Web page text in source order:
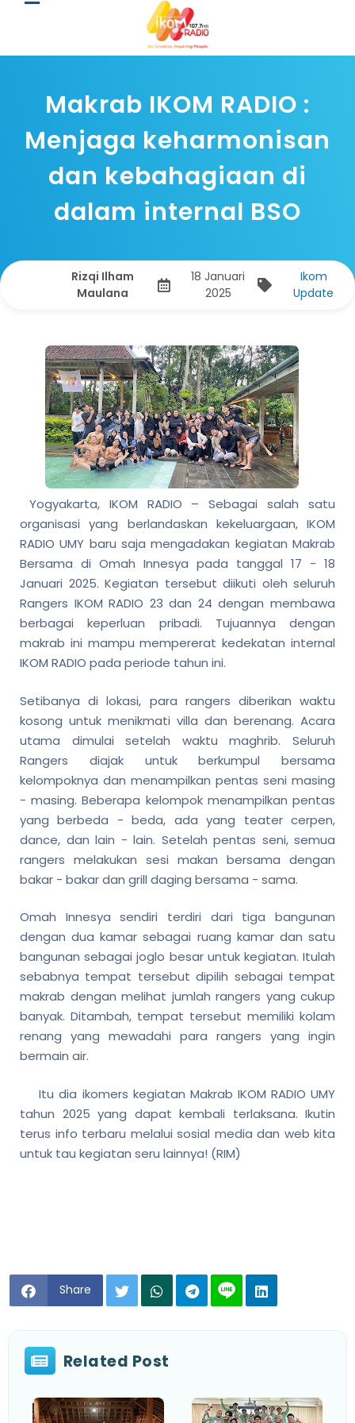
Makrab IKOM RADIO :
Menjaga keharmonisan
dan kebahagiaan di
dalam internal BSO
Rizqi Ilham
Maulana
18 Januari
2025
Ikom
Update
Yogyakarta, IKOM RADIO – Sebagai salah satu
organisasi yang berlandaskan kekeluargaan, IKOM
RADIO UMY baru saja mengadakan kegiatan Makrab
Bersama di Omah Innesya pada tanggal 17 - 18
Januari 2025. Kegiatan tersebut diikuti oleh seluruh
Rangers IKOM RADIO 23 dan 24 dengan membawa
berbagai keperluan pribadi. Tujuannya dengan
makrab ini mampu mempererat kedekatan internal
IKOM RADIO pada periode tahun ini.
Setibanya di lokasi, para rangers diberikan waktu
kosong untuk menikmati villa dan berenang. Acara
utama dimulai setelah waktu maghrib. Seluruh
Rangers diajak untuk berkumpul bersama
kelompoknya dan menampilkan pentas seni masing
- masing. Beberapa kelompok menampilkan pentas
yang berbeda - beda, ada yang teater cerpen,
dance, dan lain - lain. Setelah pentas seni, semua
rangers melakukan sesi makan bersama dengan
bakar - bakar dan grill daging bersama - sama.
Omah Innesya sendiri terdiri dari tiga bangunan
dengan dua kamar sebagai ruang kamar dan satu
bangunan sebagai joglo besar untuk kegiatan. Itulah
sebabnya tempat tersebut dipilih sebagai tempat
makrab dengan melihat jumlah rangers yang cukup
banyak. Ditambah, tempat tersebut memiliki kolam
renang yang mewadahi para rangers yang ingin
bermain air.
Itu dia ikomers kegiatan Makrab IKOM RADIO UMY
tahun 2025 yang dapat kembali terlaksana. Ikutin
terus info terbaru melalui sosial media dan web kita
untuk tau kegiatan seru lainnya! (RIM)
Share
Related Post